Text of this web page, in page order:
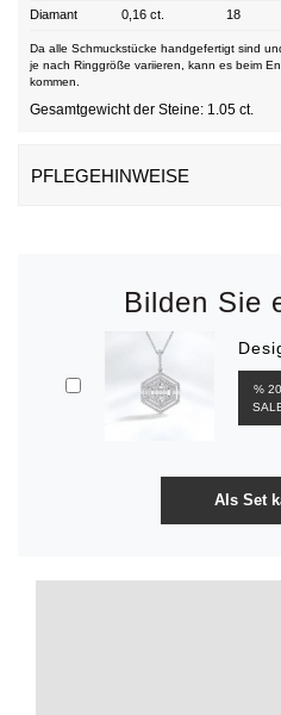
Diamant 0,16 ct. 18
Da alle Schmuckstücke handgefertigt sind
je nach Ringgröße variieren, kann es beim
kommen.
Gesamtgewicht der Steine: 1.05 ct.
PFLEGEHINWEISE
Bilden Sie
% 20